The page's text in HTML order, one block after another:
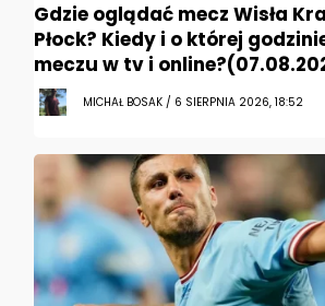
Gdzie oglądać mecz Wisła
Płock? Kiedy i o której
meczu w tv i
MICHAŁ BOSAK / 6 SIERPNIA 2026, 18:52